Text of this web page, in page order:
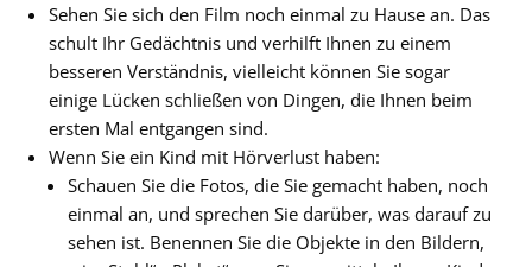
Sehen Sie sich den Film noch einmal zu Hause an. Das
schult Ihr Gedächtnis und verhilft Ihnen zu einem
besseren Verständnis, vielleicht können Sie sogar
einige Lücken schließen von Dingen, die Ihnen beim
ersten Mal entgangen sind.
Wenn Sie ein Kind mit Hörverlust haben:
Schauen Sie die Fotos, die Sie gemacht haben, noch
einmal an, und sprechen Sie darüber, was darauf zu
sehen ist. Benennen Sie die Objekte in den Bildern,